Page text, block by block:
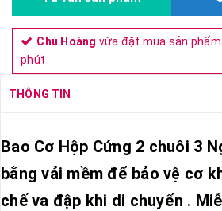
Chú Hoàng vừa đặt mua sản
phút
THÔNG TIN
Bao Cơ Hộp Cứng 2 chuôi 3
bằng vải mềm để bảo vệ cơ
chế va đập khi di chuyển .